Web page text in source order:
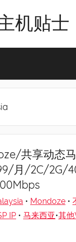
机贴士
共享动态
月/2C/2G/
• Mondoze •
IP • 马来西亚•其